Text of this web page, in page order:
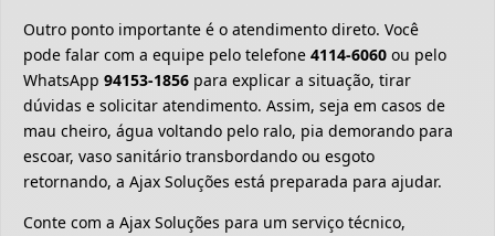
Outro ponto importante é o atendimento direto. Você
pode falar com a equipe pelo telefone 4114-6060 ou pelo
WhatsApp 94153-1856 para explicar a situação, tirar
dúvidas e solicitar atendimento. Assim, seja em casos de
mau cheiro, água voltando pelo ralo, pia demorando para
escoar, vaso sanitário transbordando ou esgoto
retornando, a Ajax Soluções está preparada para ajudar.
Conte com a Ajax Soluções para um serviço técnico,